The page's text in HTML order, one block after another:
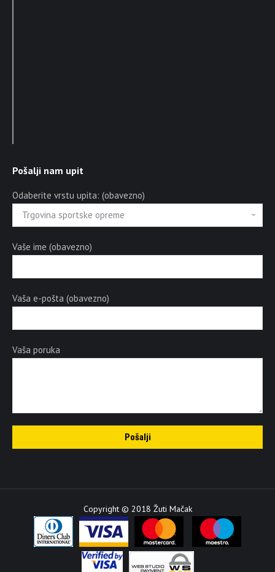
Pošalji nam upit
Odaberite vrstu upita: (obavezno)
Vaše ime (obavezno)
Vaša e-pošta (obavezno)
Vaša poruka
Copyright © 2018 Žuti Mačak